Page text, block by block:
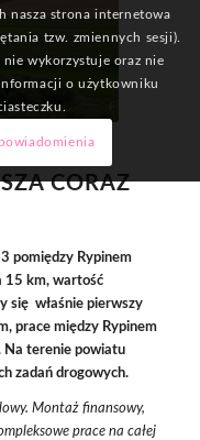
RYPINA
CORAZ
pomiędzy Rypinem
15 km, wartość
się właśnie pierwszy
prace między Rypinem
Na terenie powiatu
zadań drogowych.
Montaż finansowy,
prace na całej
nasza strona internetowa
tzw. zmiennych sesji).
wykorzystuje oraz nie
o użytkowniku